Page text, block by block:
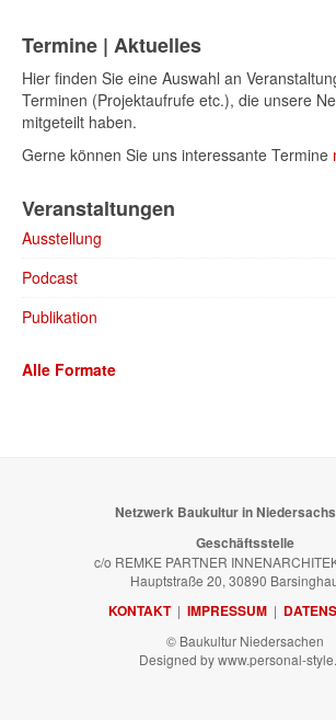
Termine | Aktuelles
Hier finden Sie eine Auswahl an
Terminen (Projektaufrufe etc.), die unsere
mitgeteilt haben.
Gerne können Sie uns interessante Termine
Veranstaltungen
Ausstellung
Podcast
Publikation
Alle Formate
Netzwerk Baukultur in
Geschäftsstelle
c/o REMKE PARTNER
Hauptstraße 20, 30890
KONTAKT | IMPRESSUM |
© Baukultur Niedersachen
Designed by www.personal-